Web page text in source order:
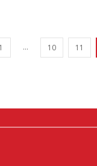
1 ... 10 11